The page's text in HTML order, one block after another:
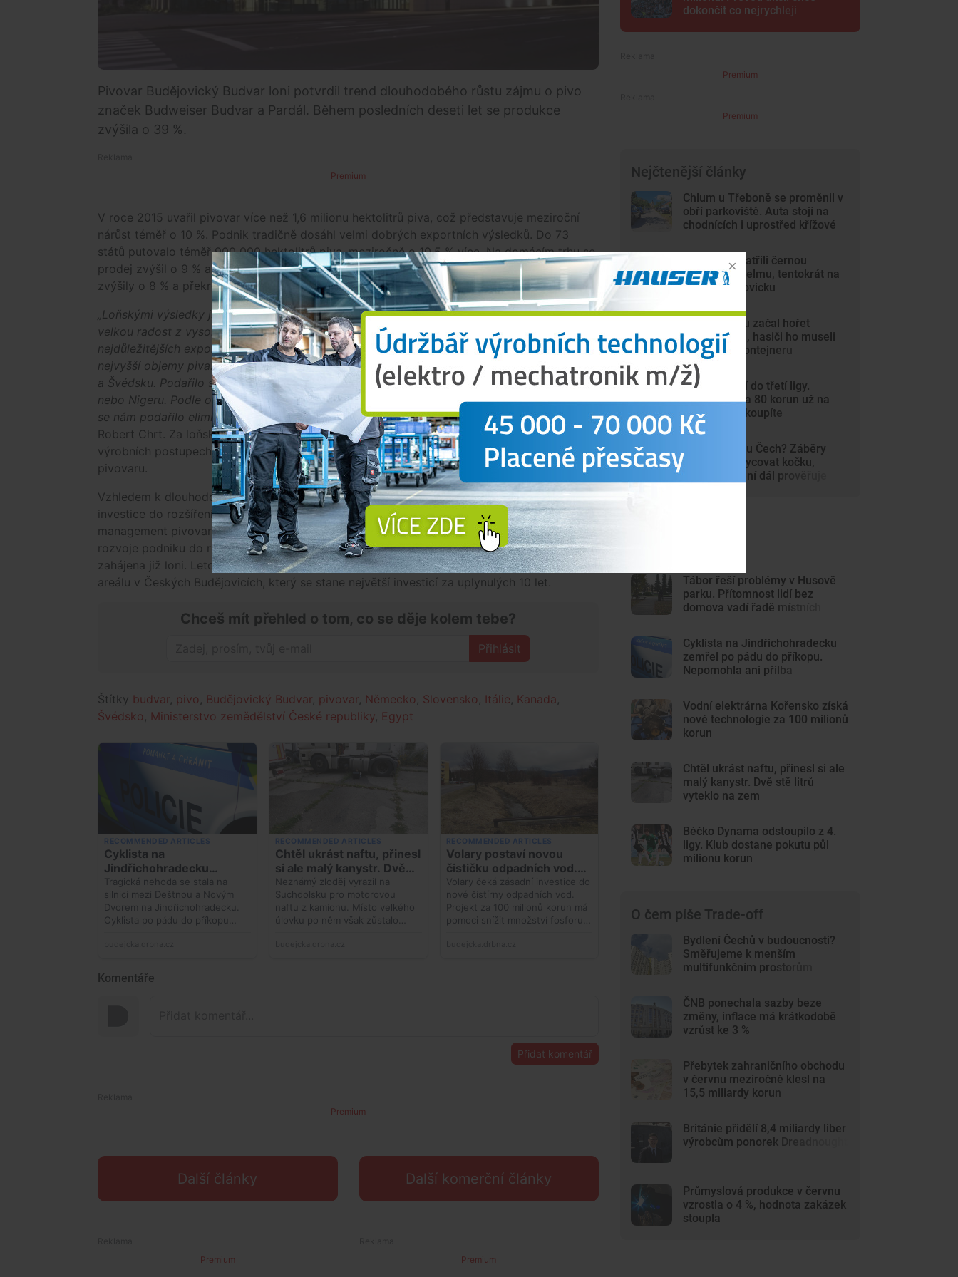
Pivovar Budějovický Budvar loni potvrdil trend dlouhodobého růstu zájmu o pivo
značek Budweiser Budvar a Pardál. Během posledních deseti let se produkce
zvýšila o 39 %.
Premium
V roce 2015 uvařil pivovar více než 1,6 milionu hektolitrů piva, což představuje meziroční
nárůst téměř o 10 %. Podnik tradičně dosáhl velmi dobrých exportních výsledků. Do 73
států putovalo téměř 900 000 hektolitrů piva, meziročně o 10,5 % více. Na domácím trhu se
prodej zvýšil o 9 % a překročil objem 700 000 hektolitrů. Tržby podniku se loni meziročně
zvýšily o 8 % a překročily hodnotu 2,55 miliardy korun.
„Loňskými výsledky jsme důstojně završili oslavy 120. výročí založení pivovaru. Máme
velkou radost z vysokého růstu v tuzemsku a potěšil nás i trvale rostoucí vývoz. V našich
nejdůležitějších exportních zemích, v Německu a na Slovensku, jsme prodali historicky
nejvyšší objemy piva. Dosáhli jsme dvouciferného růstu na prestižních trzích v Itálii, Kanadě
a Švédsku. Podařilo se nám vstoupit do několika nových zemí, například do Egypta, Mali
nebo Nigeru. Podle očekávání se nám příliš nedařilo v Rusku a na Ukrajině, ale tyto propady
se nám podařilo eliminovat v jiných státech,“říká obchodní ředitel Budějovického Budvaru
Robert Chrt. Za loňskými výsledky stojí jednak vysoká kvalita piva, založená na řemeslných
výrobních postupech, jednak tvrdá práce obchodníků i všech ostatních zaměstnanců
pivovaru.
Vzhledem k dlouhodobě rostoucím výsledkům jsou pro další rozvoj pivovaru nezbytné
investice do rozšíření výrobních a logistických kapacit. V loňském roce projednal
management pivovaru s Ministerstvem zemědělství, zakladatelem podniku, koncepci
rozvoje podniku do roku 2020 s výhledy do roku 2030. Realizace této koncepce byla
zahájena již loni. Letos bude rozvojový plán pokračovat výstavbou moderního logistického
areálu v Českých Budějovicích, který se stane největší investicí za uplynulých 10 let.
Chceš mít přehled o tom, co se děje kolem tebe?
Přihlásit
Štítky budvar pivo Budějovický Budvar pivovar Německo Slovensko Itálie Kanada
Švédsko
Ministerstvo zemědělství České republiky Egypt
Komentáře
Přidat komentář
Premium
Další články Další komerční články
dokončit co nejrychleji
Premium
Premium
Nejčtenější články
Chlum u Třeboně se proměnil v
obří parkoviště. Auta stojí na
chodnících i uprostřed křížové
Lidé opět spatřili černou
kočkovitou šelmu, tentokrát na
Českobudějovicku
V autosalonu začal hořet
elektromobil, hasiči ho museli
ponořit do kontejneru
Dynamo míří do třetí ligy.
Vstupenky za 80 korun už na
internetu nekoupíte
Šelma na jihu Čech? Záběry
mohou zachycovat kočku,
policie hlášení dál prověřuje
Tábor řeší problémy v Husově
parku. Přítomnost lidí bez
domova vadí řadě místních
Cyklista na Jindřichohradecku
zemřel po pádu do příkopu.
Nepomohla ani přilba
Vodní elektrárna Kořensko získá
nové technologie za 100 milionů
korun
Chtěl ukrást naftu, přinesl si ale
malý kanystr. Dvě stě litrů
vyteklo na zem
Béčko Dynama odstoupilo z 4.
ligy. Klub dostane pokutu půl
milionu korun
O čem píše Trade-off
Bydlení Čechů v budoucnosti?
Směřujeme k menším
multifunkčním prostorům
ČNB ponechala sazby beze
změny, inflace má krátkodobě
vzrůst ke 3 %
Přebytek zahraničního obchodu
v červnu meziročně klesl na
15,5 miliardy korun
Británie přidělí 8,4 miliardy liber
výrobcům ponorek Dreadnought
Průmyslová produkce v červnu
vzrostla o 4 %, hodnota zakázek
stoupla
Premium Premium